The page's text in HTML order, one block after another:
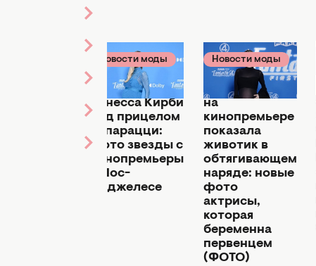
Новости моды
22 июля 2025
Беременная
Ванесса Кирби
под прицелом
папарацци:
фото звезды с
кинопремьеры
в Лос-
Анджелесе
Новости моды
16 июля 2025
Ванесса Кирби
на
кинопремьере
показала
животик в
обтягивающем
наряде: новые
фото
актрисы,
которая
беременна
первенцем
(ФОТО)